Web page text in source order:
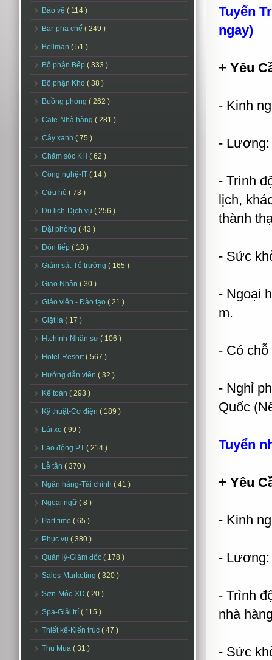
Bảo vệ ( 114 )
Bar-pha chế ( 249 )
Bellman ( 51 )
Bộ phận Bếp ( 333 )
Bộ phận Kho ( 38 )
Buồng phòng ( 262 )
Cafe-Nhà hàng ( 281 )
Cây xanh ( 75 )
Chăm sóc KH ( 62 )
Công nghệ-IT ( 14 )
Cứu hộ ( 73 )
Du lịch-Dịch vụ ( 256 )
Đặt phòng ( 43 )
Đón tiếp ( 18 )
Giám sát-Tổ trưởng ( 165 )
Giao Nhận ( 30 )
Giáo viên - Đào tạo ( 21 )
Giặt là ( 17 )
H.chính-Nhân sự ( 106 )
Hotel-Resort( 567 )
Hướng dẫn viên ( 32 )
Kế toán ( 293 )
Kỹ thuật-Cơ điện ( 189 )
Lái xe ( 99 )
Lao động PT ( 214 )
Lễ tân ( 370 )
Ngân hàng-Tài chính ( 41 )
Ngoại ngữ ( 8 )
Part time ( 65 )
Phục vụ ( 380 )
Quản lý-Giám đốc ( 178 )
Sales-Marketing ( 320 )
Sơn-Mộc-XD ( 20 )
Spa-Giải trí ( 115 )
Thiết kế-Kiến trúc ( 47 )
Thu Mua ( 31 )
Tuyển
ngay)
+ Yêu
- Kinh
- Lương:
- Trình
lịch,
thành
- Sức
- Ngoại
m.
- Có
- Nghỉ
Quốc
Tuyển
+ Yêu
- Kinh
- Lương:
- Trình
nhà
- Sức